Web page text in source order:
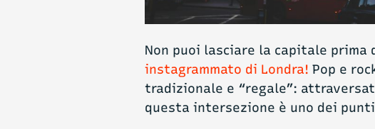
Non puoi lasciare la capitale
instagrammato di Londra! Pop e
tradizionale e “regale”:
questa intersezione è uno dei